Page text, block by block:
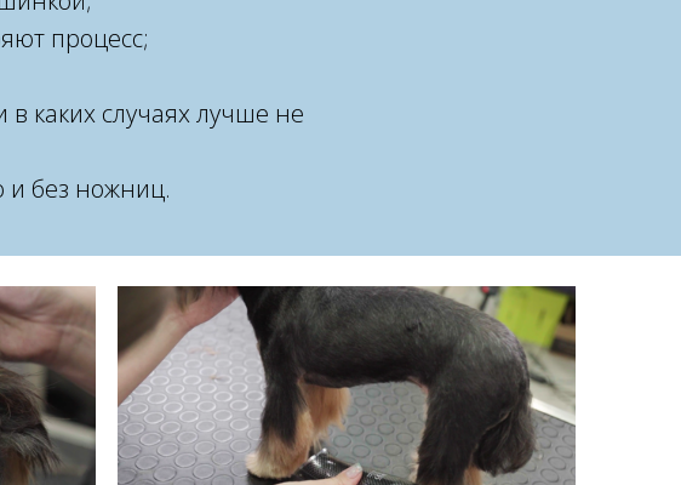
процесс;
в каких случаях лучше не
и без ножниц.